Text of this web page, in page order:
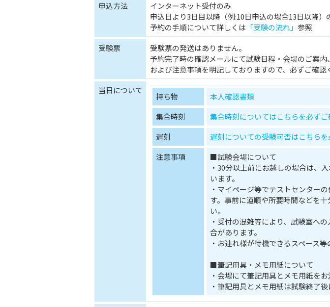
申込方法
インターネット受付のみ
申込日より3日目以降（例:10日申込の場合13日以降）
予約の手順について詳しくは 「受験の流れ」 参照
受験票
受験票の発送はありません。
予約完了時の確認メールにて試験日程・会場のご案内、
および注意事項を明記しておりますので、必ずご確認
当日について
持ち物
本人確認書類
集合時刻
集合時刻についてはこちらを必ずご
遅刻
遅刻についての受験可否はこちらを
注意事項
■試験会場について
・30分以上前にお越しの場合は、
います。
・マイページ等でテストセンター
す。事前に道順や所要時間などを
い。
・受付の混雑等により、試験室へ
合があります。
・お連れ様が待機できるスペース等
■筆記用具・メモ用紙について
・会場にて筆記用具とメモ用紙をお
・筆記用具とメモ用紙は試験終了後